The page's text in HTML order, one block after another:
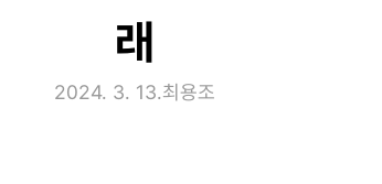
래
2024. 3. 13.최용조